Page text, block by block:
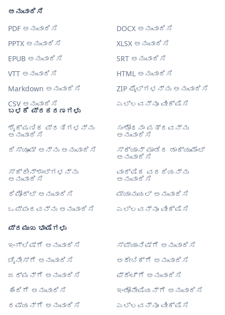
ಬಳಕೆ ಪ್ರಕರಣಗಳು
ಶೈಕ್ಷಣಿಕ ಪ್ರತಿಗಳನ್ನು
ಅನುವಾದಿಸಿ
ಸಂಶೋಧನಾ ಪತ್ರವನ್ನು
ಅನುವಾದಿಸಿ
ರಿಸ್ಯೂಮ್ ಅನ್ನು ಅನುವಾದಿಸಿ
ಸ್ಕ್ಯಾನ್ ಮಾಡಿದ ಡಾಕ್ಯುಮೆಂಟ್
ಅನುವಾದಿಸಿ
ಸ್ಕ್ರೀನ್‌ಶಾಟ್‌ಗಳನ್ನು
ಅನುವಾದಿಸಿ
ವಾರ್ಷಿಕ ವರದಿಯನ್ನು
ಅನುವಾದಿಸಿ
ರಿಪೋರ್ಟ್ ಅನುವಾದಿಸಿ
ಮ್ಯಾನುಯಲ್ ಅನುವಾದಿಸಿ
ಒಪ್ಪಂದವನ್ನು ಅನುವಾದಿಸಿ
ಎಲ್ಲವನ್ನೂ ವೀಕ್ಷಿಸಿ
ಪ್ರಮುಖ ಭಾಷೆಗಳು
ಇಂಗ್ಲಿಷ್‌ಗೆ ಅನುವಾದಿಸಿ
ಸ್ಪ್ಯಾನಿಷ್‌ಗೆ ಅನುವಾದಿಸಿ
ಚೈನೀಸ್‌ಗೆ ಅನುವಾದಿಸಿ
ಅರೇಬಿಕ್‌ಗೆ ಅನುವಾದಿಸಿ
ಜರ್ಮನ್‌ಗೆ ಅನುವಾದಿಸಿ
ಫ್ರೆಂಚ್‌ಗೆ ಅನುವಾದಿಸಿ
ಹಿಂದಿಗೆ ಅನುವಾದಿಸಿ
ಇಂಡೋನೇಷಿಯನ್‌ಗೆ ಅನುವಾದಿಸಿ
ರಷ್ಯನ್‌ಗೆ ಅನುವಾದಿಸಿ
ಎಲ್ಲವನ್ನೂ ವೀಕ್ಷಿಸಿ
ಅನುವಾದಿಸಿ
PDF ಅನುವಾದಿಸಿ
DOCX ಅನುವಾದಿಸಿ
PPTX ಅನುವಾದಿಸಿ
XLSX ಅನುವಾದಿಸಿ
EPUB ಅನುವಾದಿಸಿ
SRT ಅನುವಾದಿಸಿ
VTT ಅನುವಾದಿಸಿ
HTML ಅನುವಾದಿಸಿ
Markdown ಅನುವಾದಿಸಿ
ZIP ಫೈಲ್‌ಗಳನ್ನು ಅನುವಾದಿಸಿ
CSV ಅನುವಾದಿಸಿ
ಎಲ್ಲವನ್ನೂ ವೀಕ್ಷಿಸಿ